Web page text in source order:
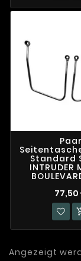
Paar
Standard
INTRUDER
77,50
Angezeigt